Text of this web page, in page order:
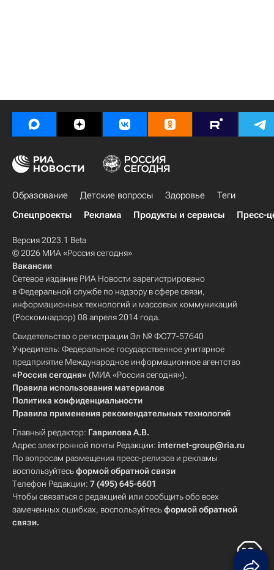
Образование Детские вопросы Здоровье
Теги
Спецпроекты
Реклама Продукты и сервисы Пресс-
Версия 2023.1 Beta
© 2026 МИА «Россия сегодня»
Вакансии
Сетевое издание РИА Новости зарегистрировано
в Федеральной службе по надзору в сфере связи,
информационных технологий и массовых коммуникаций
(Роскомнадзор) 08 апреля 2014 года.
Свидетельство о регистрации Эл № ФС77-57640
Учредитель: Федеральное государственное унитарное
предприятие Международное информационное агентство
«Россия сегодня» (МИА «Россия сегодня»).
Правила использования материалов
Политика конфиденциальности
Правила применения рекомендательных технологий
Главный редактор: Гаврилова А.В.
Адрес электронной почты Редакции: internet-group@ria.ru
По вопросам размещения пресс-релизов и рекламы
воспользуйтесьформой обратной связи
Телефон Редакции: 7 (495) 645-6601
Чтобы связаться с редакцией или сообщить обо всех
замеченных ошибках, воспользуйтесьформой обратной
связи.